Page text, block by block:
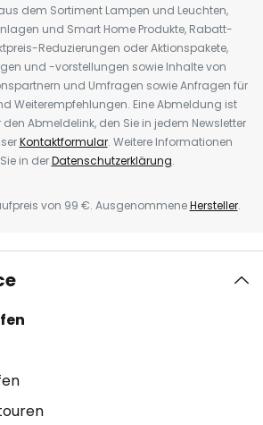
dem Sortiment Lampen und Leuchten,
und Smart Home Produkte, Rabatt-
Reduzierungen oder Aktionspakete,
und -vorstellungen sowie Inhalte von
und Umfragen sowie Anfragen für
Weiterempfehlungen. Eine Abmeldung ist
Abmeldelink, den Sie in jedem Newsletter
Kontaktformular. Weitere Informationen
in derDatenschutzerklärung.
von 99 €. AusgenommeneHersteller.